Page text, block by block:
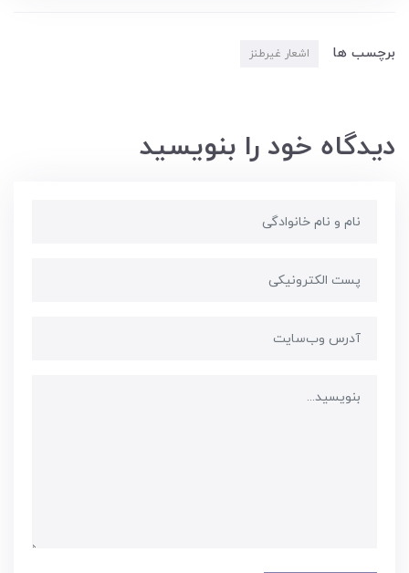
برچسب ها اشعار غیرطنز
دیدگاه خود را بنویسید